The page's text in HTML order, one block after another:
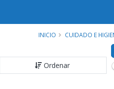
INICIO CUIDADO E
Ordenar